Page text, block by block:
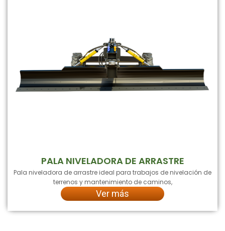
PALA NIVELADORA DE ARRASTRE
Pala niveladora de arrastre ideal para trabajos de nivelación de
terrenos y mantenimiento de caminos,
Ver más